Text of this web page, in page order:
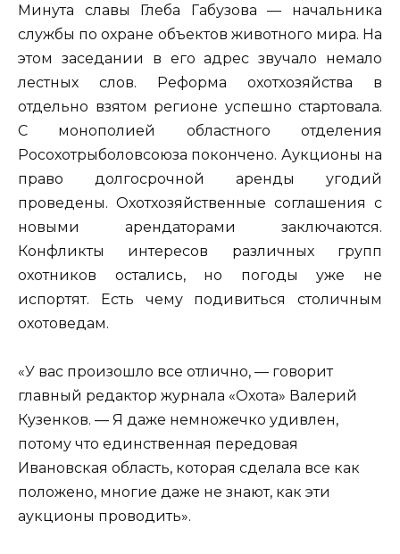
Минута славы Глеба Габузова — начальника
службы по охране объектов животного мира. На
этом заседании в его адрес звучало немало
лестных слов. Реформа охотхозяйства в
отдельно взятом регионе успешно стартовала.
С монополией областного отделения
Росохотрыболовсоюза покончено. Аукционы на
право долгосрочной аренды угодий
проведены. Охотхозяйственные соглашения с
новыми арендаторами заключаются.
Конфликты интересов различных групп
охотников остались, но погоды уже не
испортят. Есть чему подивиться столичным
охотоведам.
«У вас произошло все отлично, — говорит
главный редактор журнала «Охота» Валерий
Кузенков. — Я даже немножечко удивлен,
потому что единственная передовая
Ивановская область, которая сделала все как
положено, многие даже не знают, как эти
аукционы проводить».